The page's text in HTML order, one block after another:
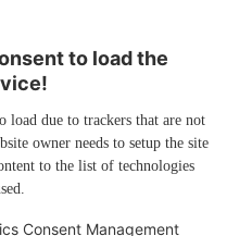
to load the
load due to trackers that are not
owner needs to setup the site
to the list of technologies
Consent Management